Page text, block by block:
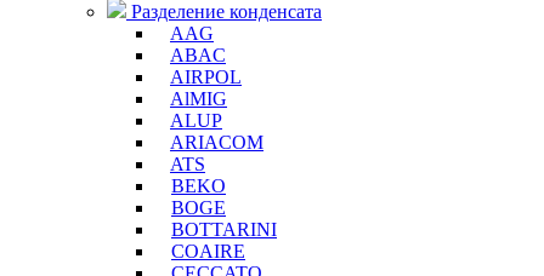
Разделение конденсата
AAG
ABAC
AIRPOL
AlMIG
ALUP
ARIACOM
ATS
BEKO
BOGE
BOTTARINI
COAIRE